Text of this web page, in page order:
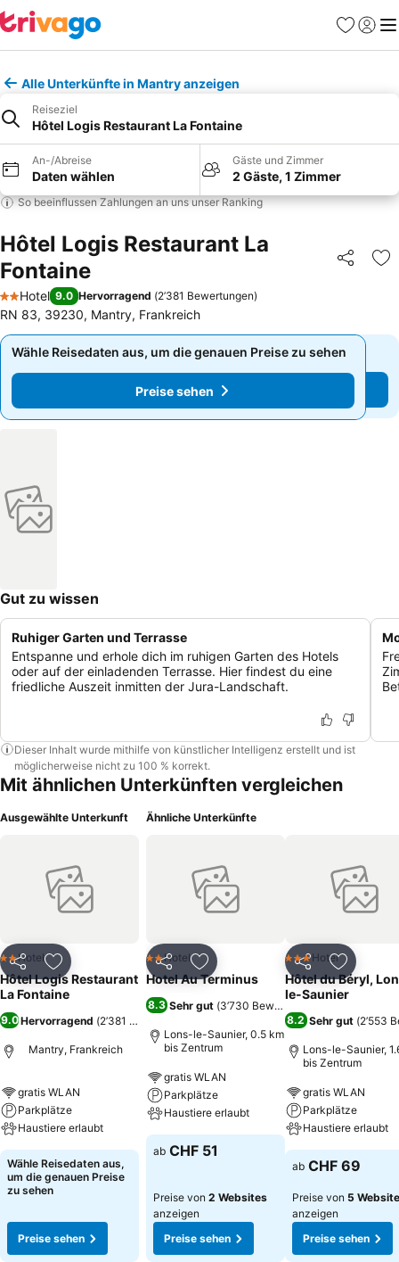
Favoriten
Alle Unterkünfte in Mantry anzeigen
Reiseziel
Hôtel Logis Restaurant La Fontaine
An-/Abreise
Daten wählen
Gäste und Zimmer
2 Gäste, 1 Zimmer
So beeinflussen Zahlungen an uns unser Ranking
Hôtel Logis Restaurant La
Fontaine
Teilen
2 Sterne
Hotel 9.0 Hervorragend (2’381 Bewertungen)
RN 83, 39230, Mantry, Frankreich
Wähle Reisedaten aus, um die genauen Preise zu sehen
Preise sehen
Wähle Reisedaten aus, um die genauen Preise zu sehen
Preise sehen
Gut zu wissen
Ruhiger Garten und Terrasse
Entspanne und erhole dich im ruhigen Garten des Hotels
oder auf der einladenden Terrasse. Hier findest du eine
friedliche Auszeit inmitten der Jura-Landschaft.
Dieser Inhalt wurde mithilfe von künstlicher Intelligenz erstellt und ist
möglicherweise nicht zu 100 % korrekt.
Mit ähnlichen Unterkünften vergleichen
Ausgewählte Unterkunft
Teilen Zu Favoriten hinzufügen
2 Sterne
Hotel
Hôtel Logis Restaurant
La Fontaine
9.0Hervorragend (2’381 Bewertungen
Mantry, Frankreich
gratis WLAN
Parkplätze
Haustiere erlaubt
Wähle Reisedaten aus,
um die genauen Preise
zu sehen
Preise sehen
Ähnliche Unterkünfte
Teilen Zu Favoriten hinzufügen
2 Sterne
Hotel
Hotel Au Terminus
8.3 Sehr gut (3’730 Bewertungen
Lons-le-Saunier, 0.5 km
bis Zentrum
gratis WLAN
Parkplätze
Haustiere erlaubt
ab CHF 51
Preise von 2 Websites
anzeigen
Preise sehen
Teilen Zu
3 SterneHotel
Hôtel du Béryl,
le-Saunier
8.2 Sehr gut (2’553
Lons-le-Saunier,
bis Zentrum
gratis WLAN
Parkplätze
Haustiere erlaubt
ab CHF 69
Preise von 5
anzeigen
Preise sehen